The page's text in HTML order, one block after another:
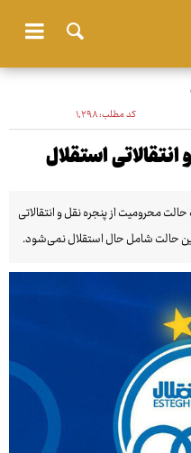
کد مطلب:۱٬۲۹۸
استقلال
محرومیت از پنجره نقل و انتقالاتی
حالت شامل حال استقلال نمی‌شود.